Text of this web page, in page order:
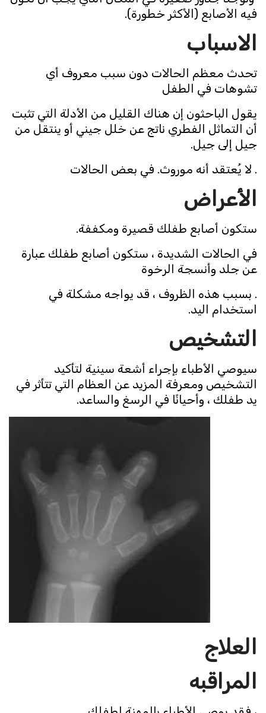
فيه الأصابع (الأكثر خطورة).
الاسباب
تحدث معظم الحالات دون سبب معروف أي
تشوهات في الطفل
يقول الباحثون إن هناك القليل من الأدلة التي تثبت
أن التماثل الفطري ناتج عن خلل جيني أو ينتقل من
جيل إلى جيل.
. لا يُعتقد أنه موروث. في بعض الحالات
الأعراض
ستكون أصابع طفلك قصيرة ومكففة.
في الحالات الشديدة ، ستكون أصابع طفلك عبارة
عن جلد وأنسجة الرخوة
. بسبب هذه الظروف ، قد يواجه مشكلة في
استخدام اليد.
التشخيص
سيوصي الأطباء بإجراء أشعة سينية لتأكيد
التشخيص ومعرفة المزيد عن العظام التي تتأثر في
يد طفلك ، وأحيانًا في الرسغ والساعد.
العلاج
المراقبه